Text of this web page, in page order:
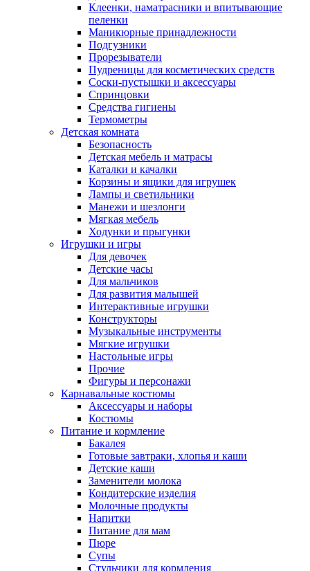
Клеенки, наматрасники и впитывающие
пеленки
Маникюрные принадлежности
Подгузники
Прорезыватели
Пудреницы для косметических средств
Соски-пустышки и аксессуары
Спринцовки
Средства гигиены
Термометры
Детская комната
Безопасность
Детская мебель и матрасы
Каталки и качалки
Корзины и ящики для игрушек
Лампы и светильники
Манежи и шезлонги
Мягкая мебель
Ходунки и прыгунки
Игрушки и игры
Для девочек
Детские часы
Для мальчиков
Для развития малышей
Интерактивные игрушки
Конструкторы
Музыкальные инструменты
Мягкие игрушки
Настольные игры
Прочие
Фигуры и персонажи
Карнавальные костюмы
Аксессуары и наборы
Костюмы
Питание и кормление
Бакалея
Готовые завтраки, хлопья и каши
Детские каши
Заменители молока
Кондитерские изделия
Молочные продукты
Напитки
Питание для мам
Пюре
Супы
Стульчики для кормления